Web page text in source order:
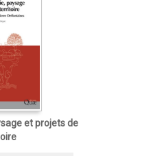
et projets de